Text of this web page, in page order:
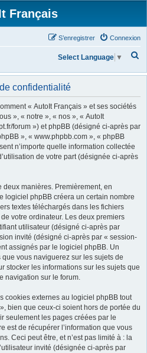
Français
Connexion
S’enregistrer
h
r
Select Language ▼
confidentialité
« AutoIt Français » et ses sociétés
», « notre », « nos », « AutoIt
forum ») et phpBB (désigné ci-après par
», « www.phpbb.com », « phpBB
n’importe quelle information collectée
de votre part (désignée ci-après
manières. Premièrement, en
logiciel phpBB créera un certain nombre
textes téléchargés dans les fichiers
votre ordinateur. Les deux premiers
utilisateur (désigné ci-après par
invité (désigné ci-après par « session-
assignés par le logiciel phpBB. Un
vous naviguerez sur les sujets de
stocker les informations sur les sujets que
navigation sur le forum.
cookies externes au logiciel phpBB tout
bien que ceux-ci soient hors de portée du
seulement les pages créées par le
est de récupérer l’information que vous
Ceci peut être, et n’est pas limité à : la
invité (désignée ci-après par